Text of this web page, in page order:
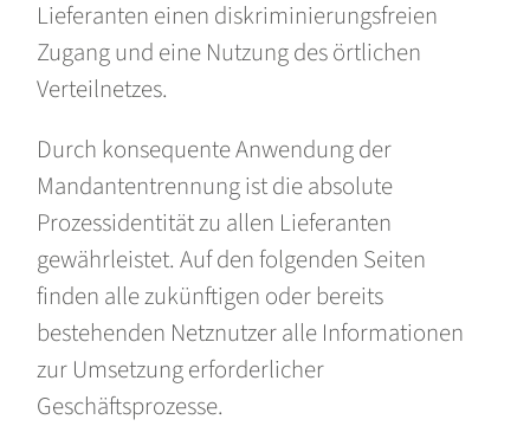
Lieferanten einen diskriminierungsfreien
Zugang und eine Nutzung des örtlichen
Verteilnetzes.
Durch konsequente Anwendung der
Mandantentrennung ist die absolute
Prozessidentität zu allen Lieferanten
gewährleistet. Auf den folgenden Seiten
finden alle zukünftigen oder bereits
bestehenden Netznutzer alle Informationen
zur Umsetzung erforderlicher
Geschäftsprozesse.